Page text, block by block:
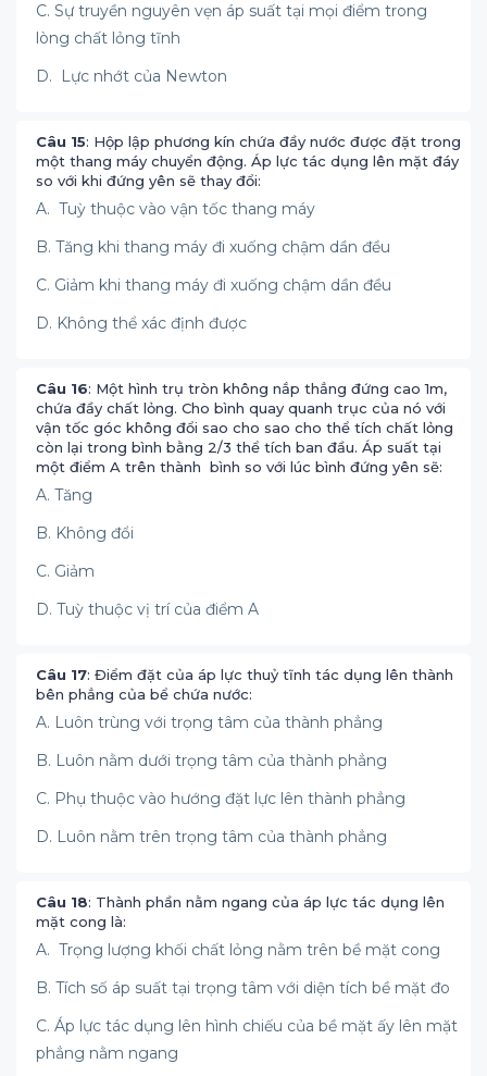
C. Sự truyền nguyên vẹn áp suất tại mọi điểm trong
lòng chất lỏng tĩnh
D. Lực nhớt của Newton
Câu 15: Hộp lập phương kín chứa đầy nước được đặt trong
một thang máy chuyển động. Áp lực tác dụng lên mặt đáy
so với khi đứng yên sẽ thay đổi:
A. Tuỳ thuộc vào vận tốc thang máy
B. Tăng khi thang máy đi xuống chậm dần đều
C. Giảm khi thang máy đi xuống chậm dần đều
D. Không thể xác định được
Câu 16: Một hình trụ tròn không nắp thẳng đứng cao 1m,
chứa đầy chất lỏng. Cho bình quay quanh trục của nó với
vận tốc góc không đổi sao cho sao cho thể tích chất lỏng
còn lại trong bình bằng 2/3 thể tích ban đầu. Áp suất tại
một điểm A trên thành bình so với lúc bình đứng yên sẽ:
A. Tăng
B. Không đổi
C. Giảm
D. Tuỳ thuộc vị trí của điểm A
Câu 17: Điểm đặt của áp lực thuỷ tĩnh tác dụng lên thành
bên phẳng của bể chứa nước:
A. Luôn trùng với trọng tâm của thành phẳng
B. Luôn nằm dưới trọng tâm của thành phẳng
C. Phụ thuộc vào hướng đặt lực lên thành phẳng
D. Luôn nằm trên trọng tâm của thành phẳng
Câu 18: Thành phần nằm ngang của áp lực tác dụng lên
mặt cong là:
A. Trọng lượng khối chất lỏng nằm trên bề mặt cong
B. Tích số áp suất tại trọng tâm với diện tích bề mặt đo
C. Áp lực tác dụng lên hình chiếu của bề mặt ấy lên mặt
phẳng nằm ngang